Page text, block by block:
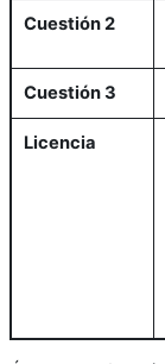
Cuestión 2
Cuestión 3
Licencia